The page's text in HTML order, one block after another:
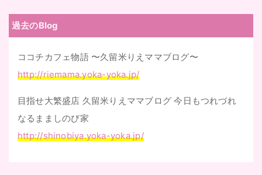
過去のBlog
ココチカフェ物語 〜久留米りえママブログ〜
http://riemama.yoka-yoka.jp/
目指せ大繁盛店 久留米りえママブログ 今日もつれづれ
なるまましのび家
http://shinobiya.yoka-yoka.jp/